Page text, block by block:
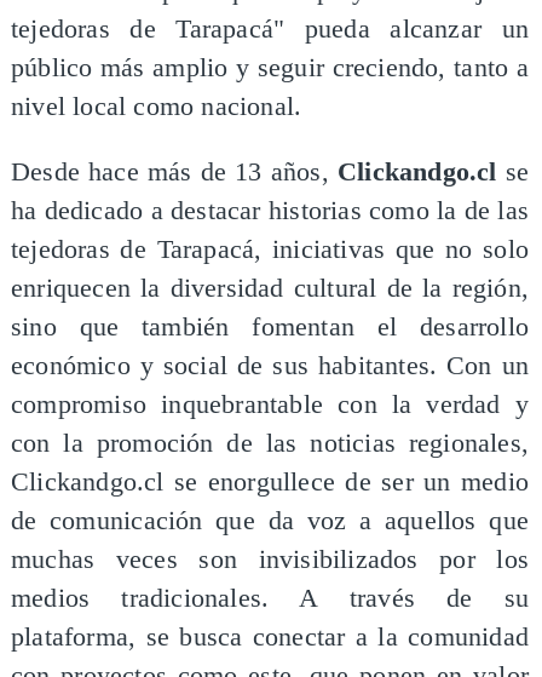
tejedoras de Tarapacá" pueda alcanzar un
público más amplio y seguir creciendo, tanto a
nivel local como nacional.
Desde hace más de 13 años, Clickandgo.cl se
ha dedicado a destacar historias como la de las
tejedoras de Tarapacá, iniciativas que no solo
enriquecen la diversidad cultural de la región,
sino que también fomentan el desarrollo
económico y social de sus habitantes. Con un
compromiso inquebrantable con la verdad y
con la promoción de las noticias regionales,
Clickandgo.cl se enorgullece de ser un medio
de comunicación que da voz a aquellos que
muchas veces son invisibilizados por los
medios tradicionales. A través de su
plataforma, se busca conectar a la comunidad